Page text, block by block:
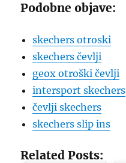
Podobne objave:
skechers otroski
skechers čevlji
geox otroški čevlji
intersport skechers
čevlji skechers
skechers slip ins
Related Posts: